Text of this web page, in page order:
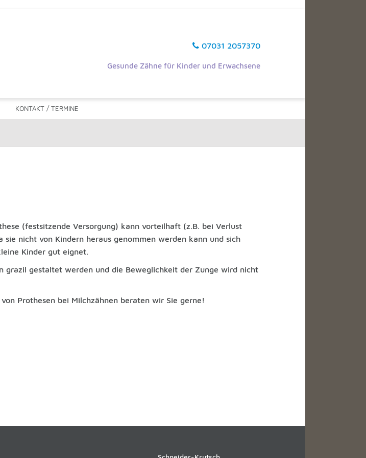
07031 2057370
Gesunde Zähne für Kinder und Erwachsene
KONTAKT / TERMINE
(festsitzende Versorgung) kann vorteilhaft (z.B. bei Verlust
sie nicht von Kindern heraus genommen werden kann und sich
Kinder gut eignet.
grazil gestaltet werden und die Beweglichkeit der Zunge wird nicht
Prothesen bei Milchzähnen beraten wir Sie gerne!